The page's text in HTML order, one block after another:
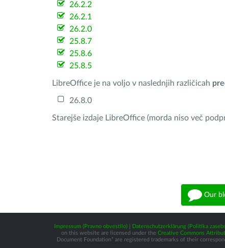
26.2.2
26.2.1
26.2.0
25.8.7
25.8.6
25.8.5
LibreOffice je na voljo v naslednjih različicah
26.8.0
Starejše izdaje LibreOffice (morda niso več
Our
Impressum (Pravno obvestilo)| Datenschutzerklärung (Politika
on this website are licensed under the Creative Commons
Document Foundation” are registered trademarks of their